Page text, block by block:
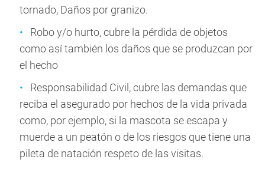
tornado, Daños por granizo.
Robo y/o hurto, cubre la pérdida de objetos
como así también los daños que se produzcan por
el hecho
Responsabilidad Civil, cubre las demandas que
reciba el asegurado por hechos de la vida privada
como, por ejemplo, si la mascota se escapa y
muerde a un peatón o de los riesgos que tiene una
pileta de natación respeto de las visitas.